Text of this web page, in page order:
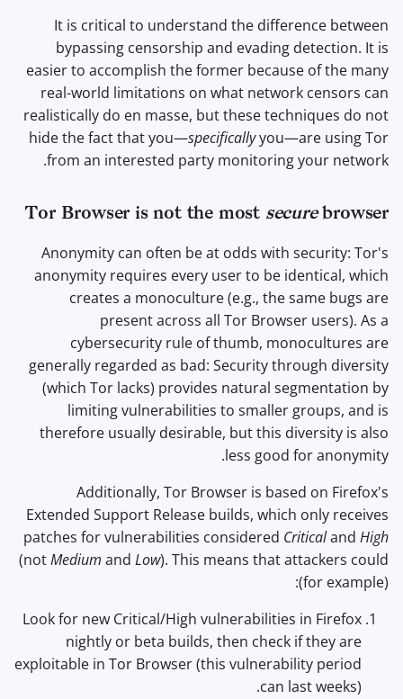
It is critical to understand the difference between
bypassing censorship and evading detection. It is
easier to accomplish the former because of the many
real-world limitations on what network censors can
realistically do en masse, but these techniques do not
hide the fact that you—specificallyyou—are using Tor
from an interested party monitoring your network.
Tor Browser is not the most securebrowser
Anonymity can often be at odds with security: Tor's
anonymity requires every user to be identical, which
creates a monoculture (e.g., the same bugs are
present across all Tor Browser users). As a
cybersecurity rule of thumb, monocultures are
generally regarded as bad: Security through diversity
(which Tor lacks) provides natural segmentation by
limiting vulnerabilities to smaller groups, and is
therefore usually desirable, but this diversity is also
less good for anonymity.
Additionally, Tor Browser is based on Firefox's
Extended Support Release builds, which only receives
patches for vulnerabilities considered Criticaland High
(notMedium and Low). This means that attackers could
(for example):
Look for new Critical/High vulnerabilities in Firefox
nightly or beta builds, then check if they are
exploitable in Tor Browser (this vulnerability period
can last weeks).